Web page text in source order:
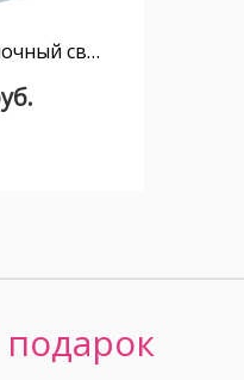
Настенно-потолочный светильник MANTRA BORA BORA C0111